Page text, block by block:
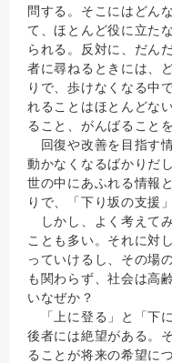
問する。そこにはどん
て、ほとんど役に立た
られる。反対に、だん
者に尋ねるときには、
りで、歩けなくなる中
れることはほとんどな
ること、がんばること
回復や改善を目指す
動かなくなるばかりだ
世の中にあふれる情報
りで、「下り坂の支援
しかし、よく考えて
ことも多い。それに対
っていけるし、その場
も関わらず、社会は高
いなぜか？
「上に登る」と「下
後者には絶望がある。
ることが将来の希望に